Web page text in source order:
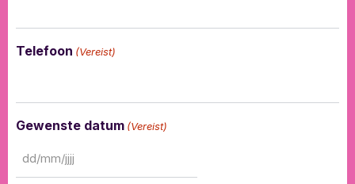
Telefoon (Vereist)
Gewenste datum (Vereist)